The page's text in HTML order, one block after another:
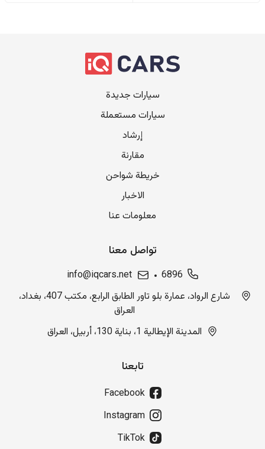
سيارات جديدة
سيارات مستعملة
إرشاد
مقارنة
خريطة شواحن
الاخبار
معلومات عنا
تواصل معنا
6896
info@iqcars.net
شارع الرواد، عمارة بلو تاور الطابق الرابع، مكتب 407، بغداد،
العراق
المدينة الإيطالية 1، بناية 130، أربيل، العراق
تابعنا
Facebook
Instagram
TikTok